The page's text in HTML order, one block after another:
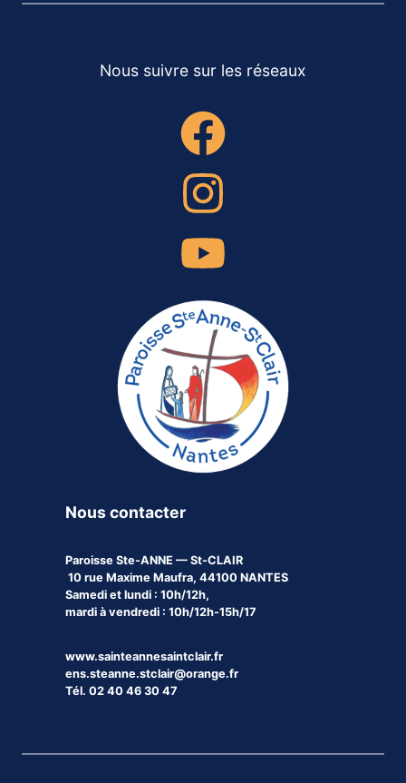
Nous suivre sur les réseaux
Nous contacter
Paroisse Ste-ANNE — St-CLAIR
10 rue Maxime Maufra, 44100 NANTES
Samedi et lundi : 10h/12h,
mardi à vendredi : 10h/12h-15h/17
www.sainteannesaintclair.fr
ens.steanne.stclair@orange.fr
Tél. 02 40 46 30 47